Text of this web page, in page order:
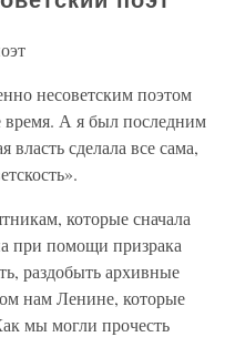
несоветским поэтом
время. А я был последним
власть сделала все сама,
которые сначала
при помощи призрака
раздобыть архивные
нам Ленине, которые
мы могли прочесть